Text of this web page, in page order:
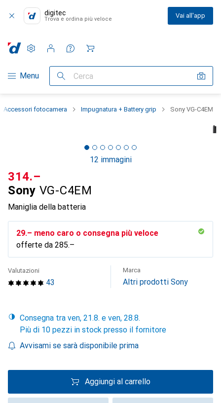
digitec
Trova e ordina più veloce Vai all'app
Categoria Navigazione
Menu Cerca
Impostazioni
Conto cliente
Liste di confronto
Liste dei desideri
Carrello
Accessori fotocamera Impugnatura + Battery grip Sony VG-C4EM
12 immagini
Sony VG-C4EM
Maniglia della batteria
CHF
314.–
CHF
29.– meno caro o consegna più veloce
offerte da CHF
285.–
43
Valutazioni Marca
Altri prodotti Sony
Consegna tra ven, 21.8. e ven, 28.8.
Più di 10 pezzi in stock presso il fornitore
Avvisami se sarà disponibile prima
Aggiungi al carrello